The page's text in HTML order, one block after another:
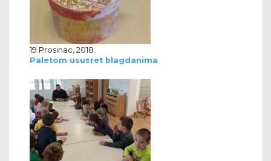
19 Prosinac, 2018
Paletom ususret blagdanima